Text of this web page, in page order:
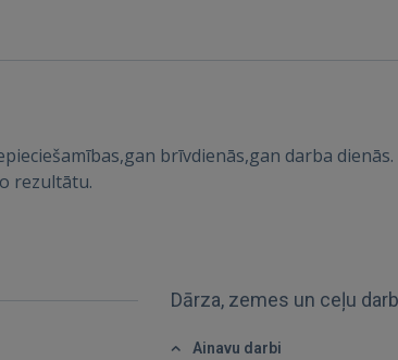
brīvdienās,gan darba
rezultātu.
Dārza, zemes un ceļu
Ainavu darbi